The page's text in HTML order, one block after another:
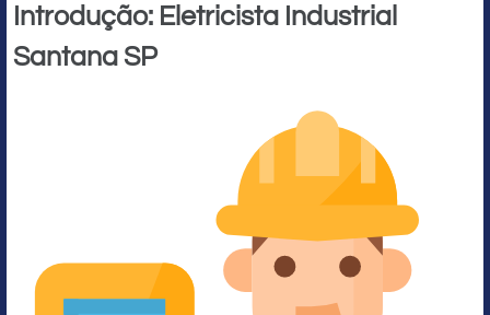
Introdução: Eletricista Industrial
Santana SP